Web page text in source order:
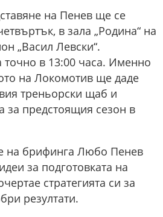
на Пенев ще се
в зала „Родина“ на
„Васил Левски“.
точно в 13:00 часа. Именно
на Локомотив ще даде
треньорски щаб и
за предстоящия сезон в
на брифинга Любо Пенев
за подготовката на
стратегията си за
резултати.